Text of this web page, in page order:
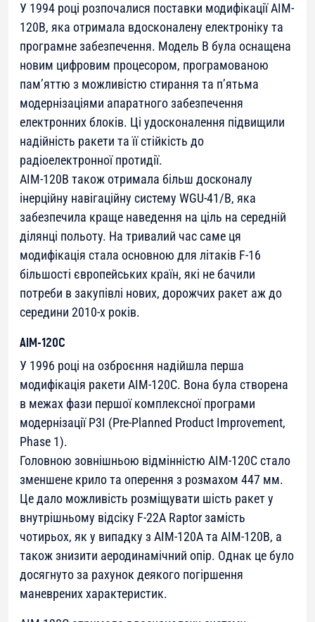
У 1994 році розпочалися поставки модифікації AIM-
120B, яка отримала вдосконалену електроніку та
програмне забезпечення. Модель B була оснащена
новим цифровим процесором, програмованою
пам’яттю з можливістю стирання та п’ятьма
модернізаціями апаратного забезпечення
електронних блоків. Ці удосконалення підвищили
надійність ракети та її стійкість до
радіоелектронної протидії.
AIM-120B також отримала більш досконалу
інерційну навігаційну систему WGU-41/B, яка
забезпечила краще наведення на ціль на середній
ділянці польоту. На тривалий час саме ця
модифікація стала основною для літаків F-16
більшості європейських країн, які не бачили
потреби в закупівлі нових, дорожчих ракет аж до
середини 2010-х років.
AIM-120C
У 1996 році на озброєння надійшла перша
модифікація ракети AIM-120C. Вона була створена
в межах фази першої комплексної програми
модернізації P3I (Pre-Planned Product Improvement,
Phase 1).
Головною зовнішньою відмінністю AIM-120C стало
зменшене крило та оперення з розмахом 447 мм.
Це дало можливість розміщувати шість ракет у
внутрішньому відсіку F-22A Raptor замість
чотирьох, як у випадку з AIM-120A та AIM-120B, а
також знизити аеродинамічний опір. Однак це було
досягнуто за рахунок деякого погіршення
маневрених характеристик.